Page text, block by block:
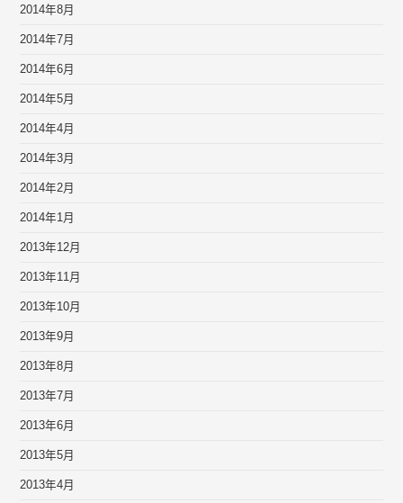
2014年8月
2014年7月
2014年6月
2014年5月
2014年4月
2014年3月
2014年2月
2014年1月
2013年12月
2013年11月
2013年10月
2013年9月
2013年8月
2013年7月
2013年6月
2013年5月
2013年4月